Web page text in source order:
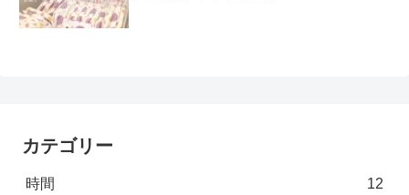
カテゴリー
時間 12